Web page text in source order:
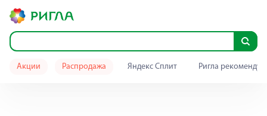
Акции Распродажа Яндекс Сплит Ригла